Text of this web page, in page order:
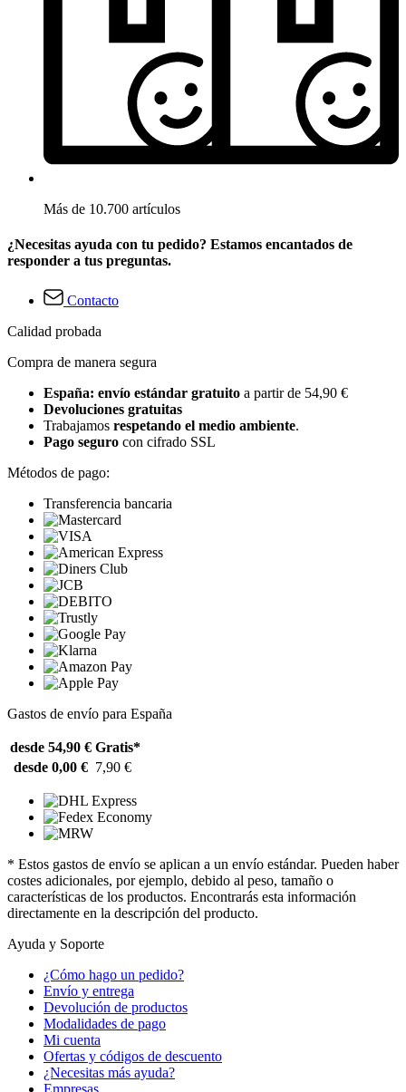
Más de 10.700 artículos
¿Necesitas ayuda con tu pedido? Estamos encantados de
responder a tus preguntas.
Contacto
Calidad probada
Compra de manera segura
España: envío estándar gratuito a partir de 54,90 €
Devoluciones gratuitas
Trabajamos respetando el medio ambiente.
Pago seguro con cifrado SSL
Métodos de pago:
Transferencia bancaria
Gastos de envío para España
desde 54,90 € Gratis*
desde 0,00 € 7,90 €
* Estos gastos de envío se aplican a un envío estándar. Pueden haber
costes adicionales, por ejemplo, debido al peso, tamaño o
características de los productos. Encontrarás esta información
directamente en la descripción del producto.
Ayuda y Soporte
¿Cómo hago un pedido?
Envío y entrega
Devolución de productos
Modalidades de pago
Mi cuenta
Ofertas y códigos de descuento
¿Necesitas más ayuda?
Empresas